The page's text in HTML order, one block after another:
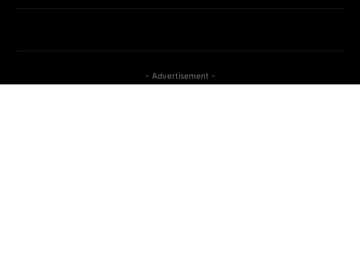
- Advertisement -